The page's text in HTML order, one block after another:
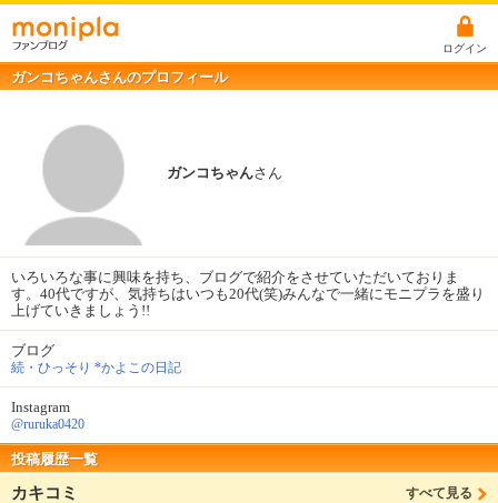
ログイン
ガンコちゃんさんのプロフィール
ガンコちゃんさん
いろいろな事に興味を持ち、ブログで紹介をさせていただいておりま
す。40代ですが、気持ちはいつも20代(笑)みんなで一緒にモニプラを盛り
上げていきましょう!!
ブログ
続・ひっそり *かよこの日記
Instagram
@ruruka0420
投稿履歴一覧
カキコミ すべて見る